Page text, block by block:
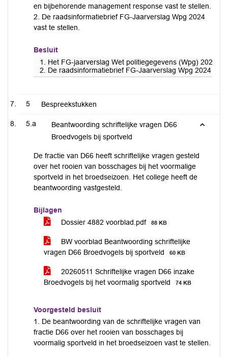
en bijbehorende management response vast te stellen.
2. De raadsinformatiebrief FG-Jaarverslag Wpg 2024
vast te stellen.
Besluit
1. Het FG-jaarverslag Wet politiegegevens (Wpg) 2024
2. De raadsinformatiebrief FG-Jaarverslag Wpg 2024
5 Bespreekstukken
5.a
Beantwoording schriftelijke vragen D66
Broedvogels bij sportveld
De fractie van D66 heeft schriftelijke vragen gesteld
over het rooien van bosschages bij het voormalige
sportveld in het broedseizoen. Het college heeft de
beantwoording vastgesteld.
Bijlagen
Dossier 4882 voorblad.pdf
88 KB
BW voorblad Beantwoording schriftelijke
vragen D66 Broedvogels bij sportveld
60 KB
20260511 Schriftelijke vragen D66 inzake
Broedvogels bij het voormalig sportveld
74 KB
Voorgesteld besluit
1. De beantwoording van de schriftelijke vragen van
fractie D66 over het rooien van bosschages bij
voormalig sportveld in het broedseizoen vast te stellen.